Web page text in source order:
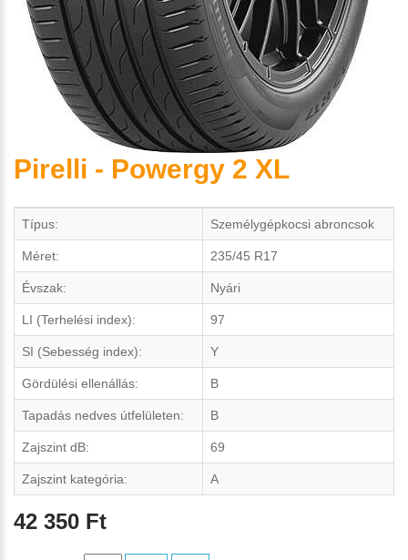
Pirelli - Powergy 2 XL
Típus: Személygépkocsi abroncsok
Méret: 235/45 R17
Évszak: Nyári
LI (Terhelési index): 97
SI (Sebesség index): Y
Gördülési ellenállás: B
Tapadás nedves útfelületen: B
Zajszint dB: 69
Zajszint kategória: A
42 350 Ft